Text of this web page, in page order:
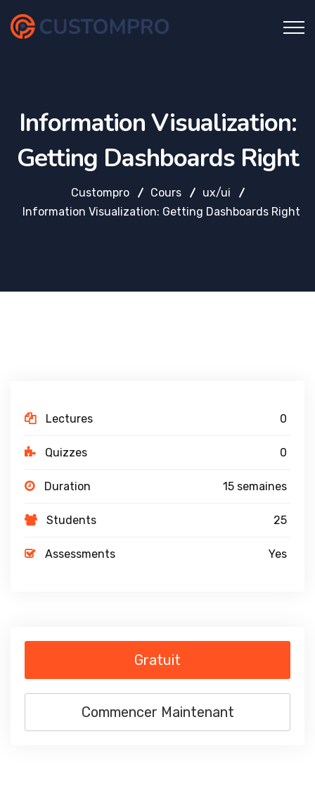
Information Visualization:
Getting Dashboards Right
Custompro Cours
ux/ui
Information Visualization: Getting Dashboards Right
Lectures 0
Quizzes 0
Duration 15 semaines
Students 25
Assessments Yes
Gratuit
Commencer Maintenant